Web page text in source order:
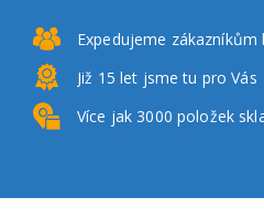
Expedujeme zákazníkům
Již 15 let jsme tu pro Vás
Více jak 3000 položek